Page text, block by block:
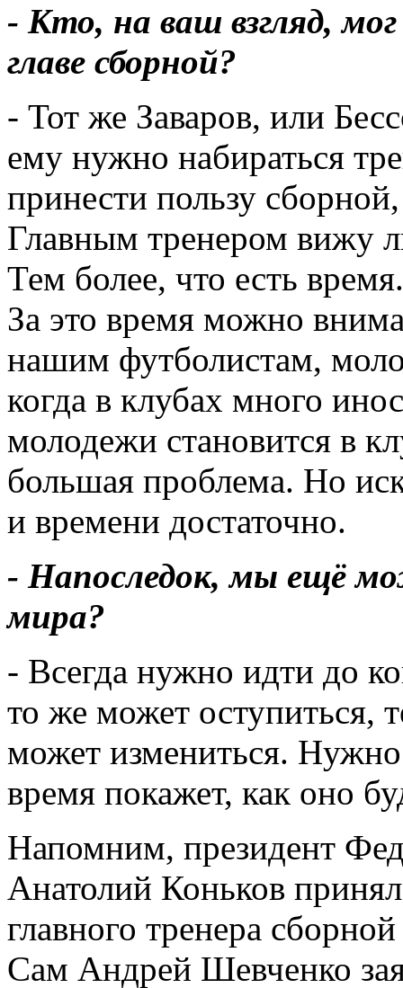
- Кто, на ваш взгляд,
главе сборной?
- Тот же Заваров, или
ему нужно набираться
принести пользу
Главным тренером вижу
Тем более, что есть
За это время можно
нашим футболистам,
когда в клубах много
молодежи становится в
большая проблема. Но
и времени достаточно.
- Напоследок, мы ещё
мира?
- Всегда нужно идти до
то же может оступиться,
может измениться.
время покажет, как оно
Напомним, президент
Анатолий Коньков
главного тренера
Сам Андрей Шевченко